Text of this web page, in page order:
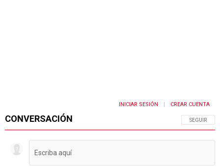
CONVERSACIÓN SIGA ESTA
SEGUIR
INICIAR SESIÓN CREAR CUENTA